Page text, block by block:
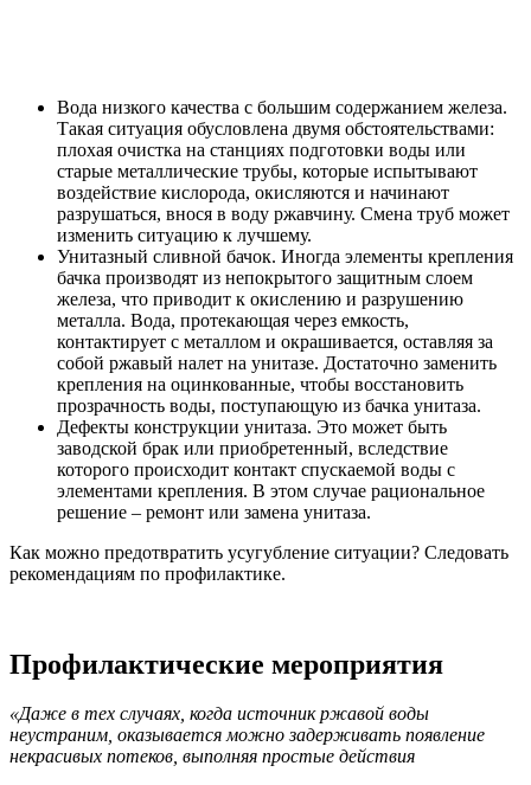
Вода низкого качества с большим содержанием железа.
Такая ситуация обусловлена двумя обстоятельствами:
плохая очистка на станциях подготовки воды или
старые металлические трубы, которые испытывают
воздействие кислорода, окисляются и начинают
разрушаться, внося в воду ржавчину. Смена труб может
изменить ситуацию к лучшему.
Унитазный сливной бачок. Иногда элементы крепления
бачка производят из непокрытого защитным слоем
железа, что приводит к окислению и разрушению
металла. Вода, протекающая через емкость,
контактирует с металлом и окрашивается, оставляя за
собой ржавый налет на унитазе. Достаточно заменить
крепления на оцинкованные, чтобы восстановить
прозрачность воды, поступающую из бачка унитаза.
Дефекты конструкции унитаза. Это может быть
заводской брак или приобретенный, вследствие
которого происходит контакт спускаемой воды с
элементами крепления. В этом случае рациональное
решение – ремонт или замена унитаза.
Как можно предотвратить усугубление ситуации? Следовать
рекомендациям по профилактике.
Профилактические мероприятия
«Даже в тех случаях, когда источник ржавой воды
неустраним, оказывается можно задерживать появление
некрасивых потеков, выполняя простые действия